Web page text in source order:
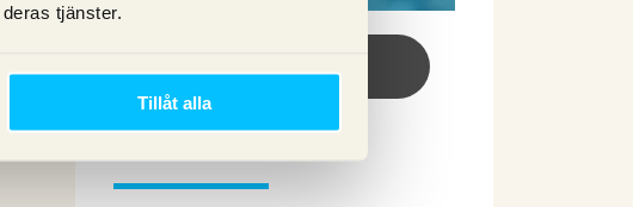
tjänster.
Tillåt alla